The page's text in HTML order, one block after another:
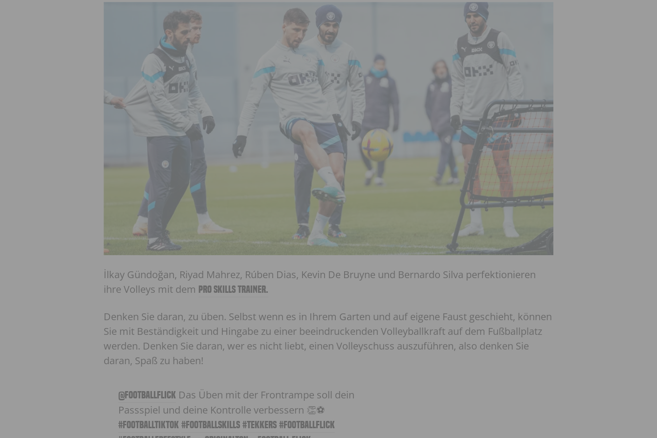
İlkay Gündoğan, Riyad Mahrez, Rúben Dias, Kevin De Bruyne und Bernardo Silva perfektionieren
ihre Volleys mit dem PRO Skills Trainer.
Denken Sie daran, zu üben. Selbst wenn es in Ihrem Garten und auf eigene Faust geschieht, können
Sie mit Beständigkeit und Hingabe zu einer beeindruckenden Volleyballkraft auf dem Fußballplatz
werden. Denken Sie daran, wer es nicht liebt, einen Volleyschuss auszuführen, also denken Sie
daran, Spaß zu haben!
@footballflick Das Üben mit der Frontrampe soll dein
Passspiel und deine Kontrolle verbessern 👏⚽️
#footballtiktok #footballskills #tekkers #footballflick